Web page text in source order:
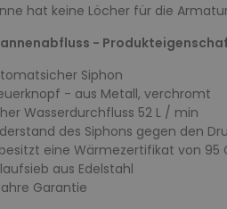
hat keine Löcher für die
-
Siphon
- aus Metall, verchromt
Wasserdurchfluss 52 L / min
des Siphons gegen den
eine Wärmezertifikat von 95
aus Edelstahl
Garantie